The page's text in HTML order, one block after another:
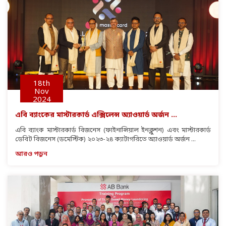
এবি ব্যাংকের মাস্টারকার্ড এক্সিলেন্স অ্যাওয়ার্ড অর্জন ...
এবি ব্যাংক মাস্টারকার্ড বিজনেস (ফাইনান্সিয়াল ইনক্লুশন) এবং মাস্টারকার্ড
ডেবিট বিজনেস (ডমেস্টিক) ২০২৩-২৪ ক্যাটাগরিতে অ্যাওয়ার্ড অর্জন ...
18th
Nov
2024
আরও পড়ুন